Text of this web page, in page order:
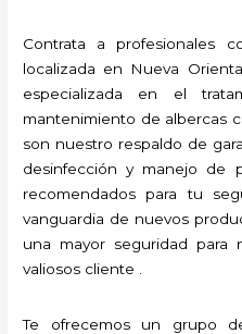
Contrata a profesionales
localizada en Nueva
especializada en el
mantenimiento de albercas
son nuestro respaldo de
desinfección y manejo de
recomendados para tu
vanguardia de nuevos
una mayor seguridad para
valiosos cliente .
Te ofrecemos un grupo